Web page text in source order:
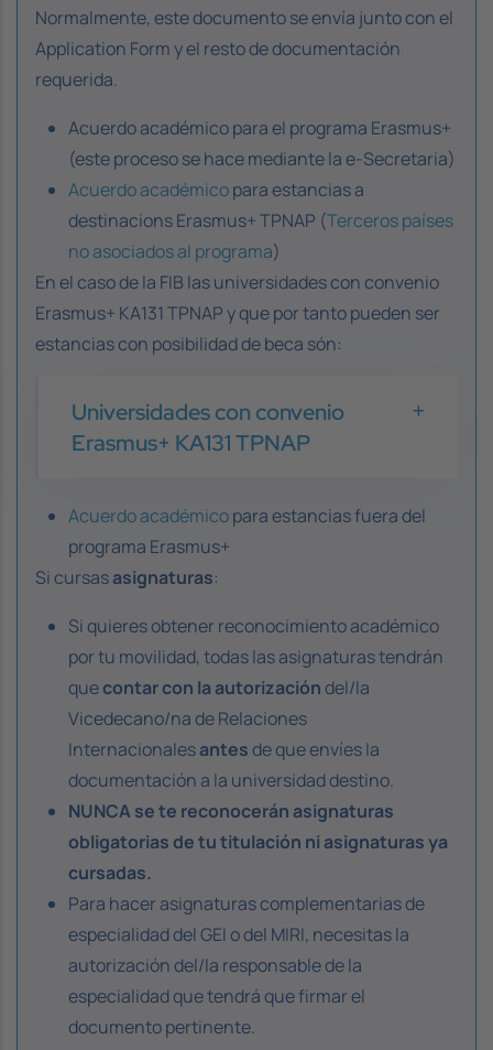
Normalmente, este documento se envía junto con el
Application Formy el resto de documentación
requerida.
Acuerdo académico para el programa Erasmus+
(este proceso se hace mediante la e-Secretaria)
Acuerdo académicopara estancias a
destinacions Erasmus+ TPNAP (Terceros países
no asociados al programa)
En el caso de la FIB las universidades con convenio
Erasmus+ KA131 TPNAP y que por tanto pueden ser
estancias con posibilidad de beca són:
Universidades con convenio
Erasmus+ KA131 TPNAP
Acuerdo académicopara estancias fuera del
programa Erasmus+
Si cursasasignaturas:
Si quieres obtener reconocimiento académico
por tu movilidad, todas las asignaturas tendrán
quecontar con la autorizacióndel/la
Vicedecano/na de Relaciones
Internacionalesantesde que envíes la
documentación a la universidad destino.
NUNCA se te reconocerán asignaturas
obligatorias de tu titulación ni asignaturas ya
cursadas.
Para hacer asignaturas complementarias de
especialidad del GEI o del MIRI, necesitas la
autorización del/la responsable de la
especialidad que tendrá que firmar el
documento pertinente.